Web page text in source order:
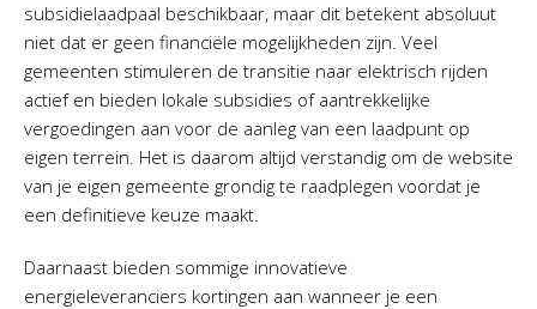
subsidielaadpaal beschikbaar, maar dit betekent absoluut
niet dat er geen financiële mogelijkheden zijn. Veel
gemeenten stimuleren de transitie naar elektrisch rijden
actief en bieden lokale subsidies of aantrekkelijke
vergoedingen aan voor de aanleg van een laadpunt op
eigen terrein. Het is daarom altijd verstandig om de website
van je eigen gemeente grondig te raadplegen voordat je
een definitieve keuze maakt.
Daarnaast bieden sommige innovatieve
energieleveranciers kortingen aan wanneer je een